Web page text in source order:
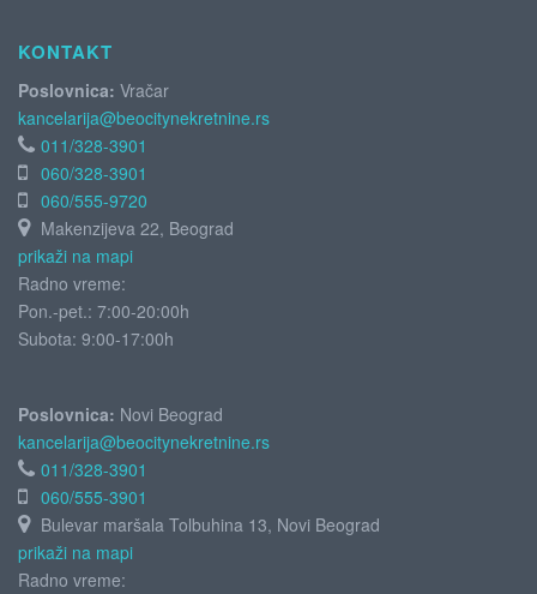
KONTAKT
Poslovnica: Vračar
kancelarija@beocitynekretnine.rs
011/328-3901
060/328-3901
060/555-9720
Makenzijeva 22, Beograd
prikaži na mapi
Radno vreme:
Pon.-pet.: 7:00-20:00h
Subota: 9:00-17:00h
Poslovnica: Novi Beograd
kancelarija@beocitynekretnine.rs
011/328-3901
060/555-3901
Bulevar maršala Tolbuhina 13, Novi Beograd
prikaži na mapi
Radno vreme: